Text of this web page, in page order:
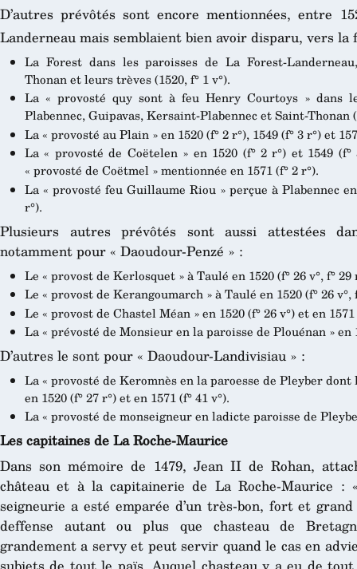
D’autres prévôtés sont encore mentionnées, entre
Landerneau mais semblaient bien avoir disparu, vers la
La Forest dans les paroisses de La Forest-
Thonan et leurs trèves (1520, f° 1 v°).
La « provosté quy sont à feu Henry Courtoys » dans
Plabennec, Guipavas, Kersaint-Plabennec et Saint-Thonan
La « provosté au Plain » en 1520 (f° 2 r°), 1549 (f° 3 r°) et
La « provosté de Coëtelen » en 1520 (f° 2 r°) et 1549
« provosté de Coëtmel » mentionnée en 1571 (f° 2 r°).
La « provosté feu Guillaume Riou » perçue à Plabennec
r°).
Plusieurs autres prévôtés sont aussi attestées
notamment pour « Daoudour-Penzé » :
Le « provost de Kerlosquet » à Taulé en 1520 (f° 26 v°, f° 29
Le « provost de Kerangoumarch » à Taulé en 1520 (f° 26 v°,
Le « provost de Chastel Méan » en 1520 (f° 26 v°) et en 1571
La « prévosté de Monsieur en la paroisse de Plouénan » en
D’autres le sont pour « Daoudour-Landivisiau » :
La « provosté de Keromnès en la paroesse de Pleyber
en 1520 (f° 27 r°) et en 1571 (f° 41 v°).
La « provosté de monseigneur en ladicte paroisse de
Les capitaines de La Roche-Maurice
Dans son mémoire de 1479, Jean II de Rohan,
château et à la capitainerie de La Roche-Maurice
seigneurie a esté emparée d’un très-bon, fort et
deffense autant ou plus que chasteau de
grandement a servy et peut servir quand le cas en